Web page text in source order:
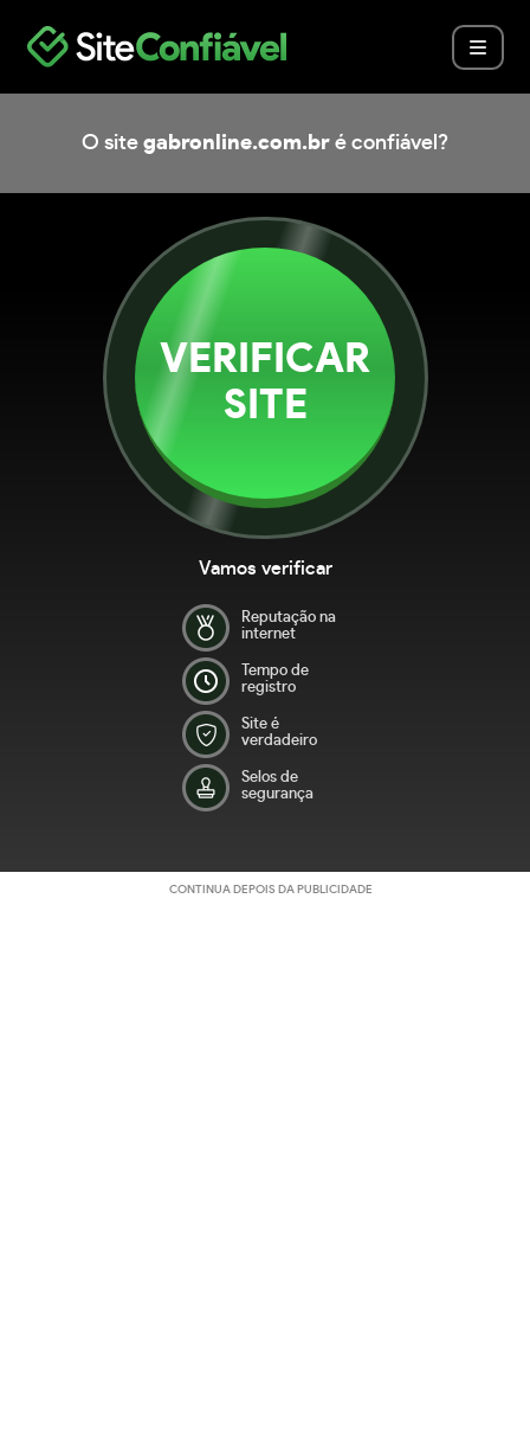
O site gabronline.com.br é confiável?
VERIFICAR
SITE
Vamos verificar
Reputação na
internet
Tempo de
registro
Site é
verdadeiro
Selos de
segurança
CONTINUA DEPOIS DA PUBLICIDADE